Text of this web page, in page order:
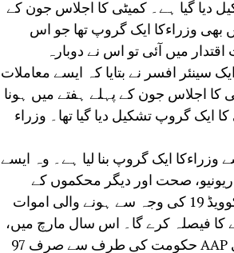
دیا گیا ہے۔ کمیٹی کا اجلاس جون کے
بھی وزراءکا ایک گروپ تھا جو اس
میں آئی تو اس نے دوبارہ
سینئر افسر نے بتایا کہ ایسے معاملات
کا اجلاس جون کے پہلے ہفتے میں ہونا
ایک گروپ تشکیل دیا گیا تھا۔ وزراء
ایک گروپ بنا لیا ہے۔ وہ ایسے
صحت اور دیگر محکموں کے
نمائندے کیسز کمیٹی کے سامنے پیش کریں گے۔ وزراءکا گروپ کوویڈ 19 کی وجہ سے ہونے والی اموات
کا فیصلہ کرے گا۔ اس سال مارچ میں،
سی ایم ریکھا گپتا نے دہلی اسمبلی میں الزام لگایا تھا کہ پچھلی AAP حکومت کی طرف سے صرف 97